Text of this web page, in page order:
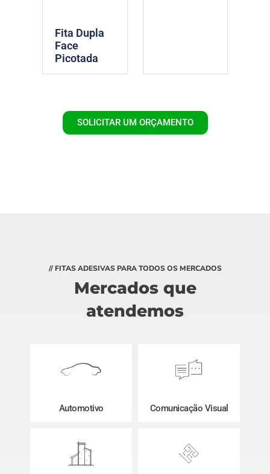
Fita Dupla
Face
Picotada
SOLICITAR UM ORÇAMENTO
// FITAS ADESIVAS PARA TODOS OS MERCADOS
Mercados que
atendemos
Automotivo Comunicação Visual